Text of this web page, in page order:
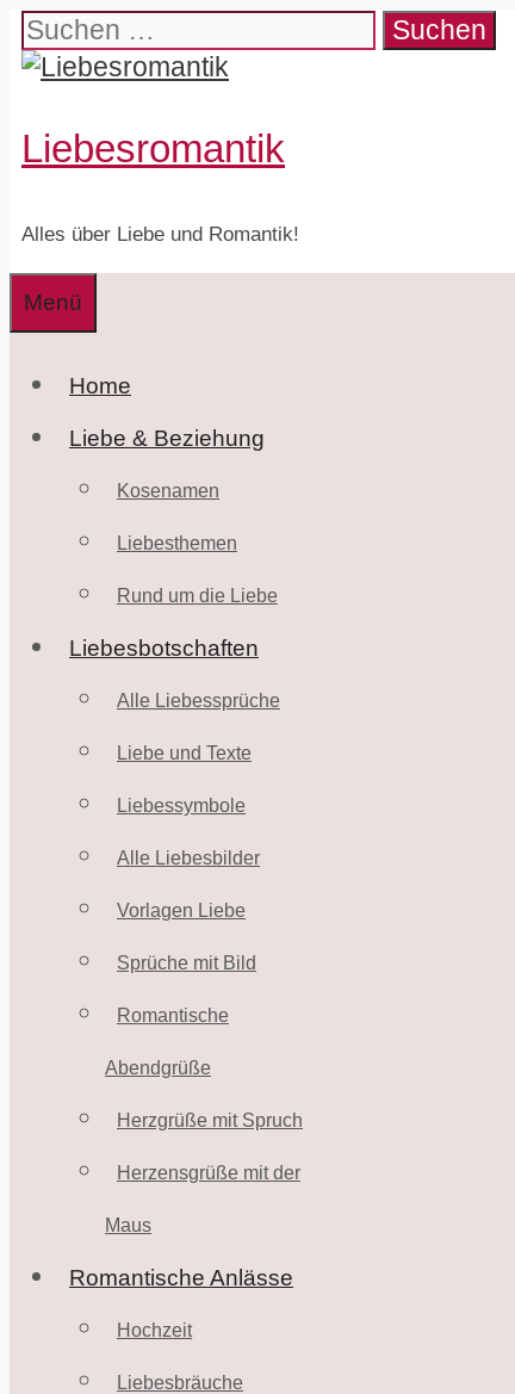
Zum
Inhalt
Suchen
nach:
Liebesromantik
Alles über Liebe und Romantik!
Menü
Home
Liebe & Beziehung
Kosenamen
Liebesthemen
Rund um die Liebe
Liebesbotschaften
Alle Liebessprüche
Liebe und Texte
Liebessymbole
Alle Liebesbilder
Vorlagen Liebe
Sprüche mit Bild
Romantische
Abendgrüße
Herzgrüße mit Spruch
Herzensgrüße mit der
Maus
Romantische Anlässe
Hochzeit
Liebesbräuche